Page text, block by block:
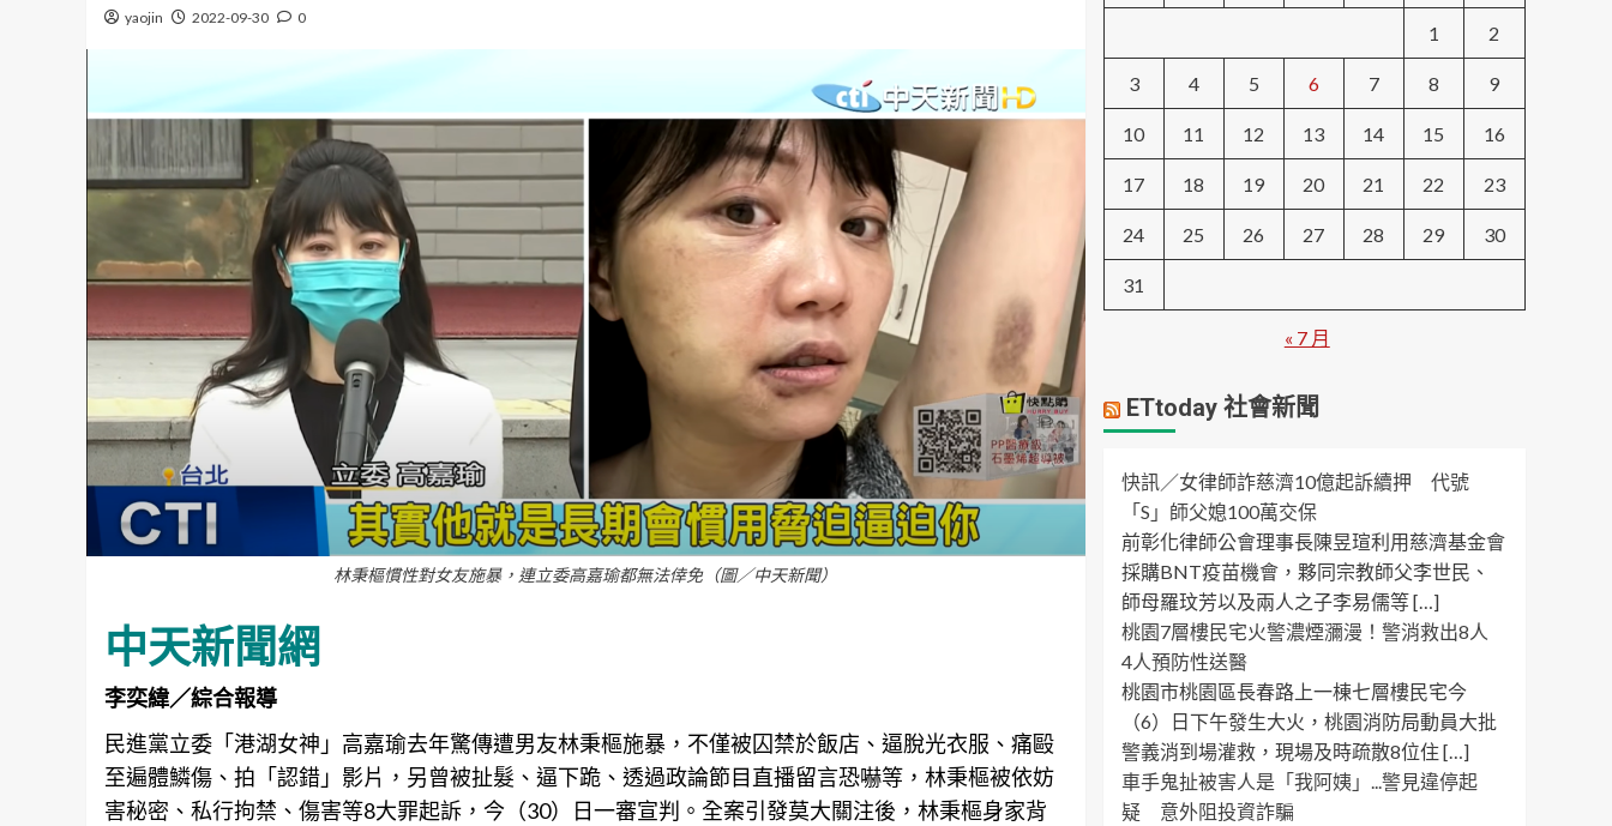
yaojin 2022-09-30 0
林秉樞慣性對女友施暴，連立委高嘉瑜都無法倖免（圖／中天新聞）
中天新聞網
李奕緯／綜合報導
民進黨立委「港湖女神」高嘉瑜去年驚傳遭男友林秉樞施暴，不僅被囚禁於飯店、逼脫光衣服、痛毆
至遍體鱗傷、拍「認錯」影片，另曾被扯髮、逼下跪、透過政論節目直播留言恐嚇等，林秉樞被依妨
害秘密、私行拘禁、傷害等8大罪起訴，今（30）日一審宣判。全案引發莫大關注後，林秉樞身家背
1
2
3 4 5 6 7 8 9
10 11 12 13 14 15 16
17 18 19 20 21 22 23
24 25 26 27 28 29 30
31
« 7 月
ETtoday 社會新聞
快訊／女律師詐慈濟10億起訴續押 代號
「S」師父媳100萬交保
前彰化律師公會理事長陳昱瑄利用慈濟基金會
採購BNT疫苗機會，夥同宗教師父李世民、
師母羅玟芳以及兩人之子李易儒等 […]
桃園7層樓民宅火警濃煙瀰漫！警消救出8人
4人預防性送醫
桃園市桃園區長春路上一棟七層樓民宅今
（6）日下午發生大火，桃園消防局動員大批
警義消到場灌救，現場及時疏散8位住 […]
車手鬼扯被害人是「我阿姨」...警見違停起
疑 意外阻投資詐騙